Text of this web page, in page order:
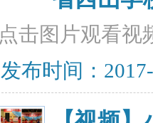
点击图片观看视
发布时间：